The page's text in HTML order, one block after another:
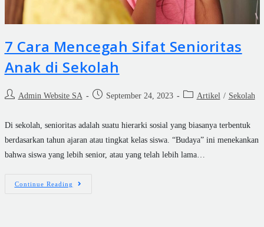
7 Cara Mencegah Sifat Senioritas
Anak di Sekolah
Admin Website SA September 24, 2023 Artikel / Sekolah
Di sekolah, senioritas adalah suatu hierarki sosial yang biasanya terbentuk
berdasarkan tahun ajaran atau tingkat kelas siswa. “Budaya” ini menekankan
bahwa siswa yang lebih senior, atau yang telah lebih lama…
Continue Reading